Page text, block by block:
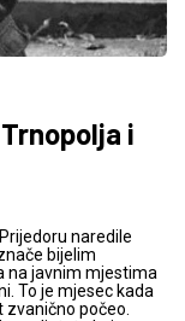
i
naredile
bijelim
na javnim mjestima
To je mjesec kada
zvanično počeo.